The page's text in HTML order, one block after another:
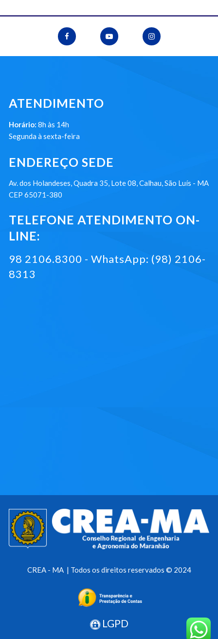
ATENDIMENTO
Horário: 8h às 14h
Segunda à sexta-feira
ENDEREÇO SEDE
Av. dos Holandeses, Quadra 35, Lote 08, Calhau, São Luís - MA
CEP 65071-380
TELEFONE ATENDIMENTO ON-
LINE:
98 2106.8300 - WhatsApp: (98) 2106-
8313
CREA - MA | Todos os direitos reservados © 2024
LGPD